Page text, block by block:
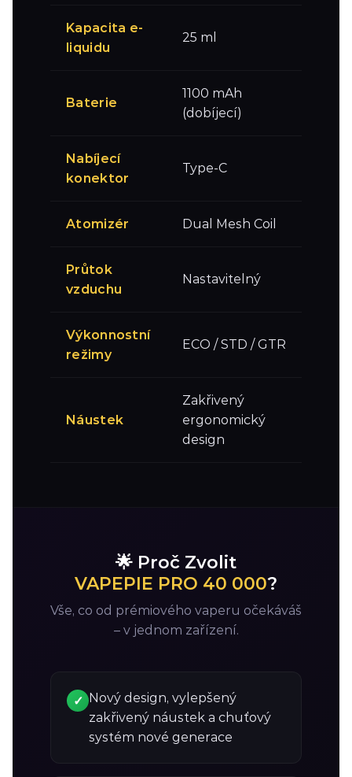
Kapacita e-
liquidu
25 ml
Baterie
1100 mAh
(dobíjecí)
Nabíjecí
konektor
Type-C
Atomizér Dual Mesh Coil
Průtok
vzduchu
Nastavitelný
Výkonnostní
režimy
ECO / STD / GTR
Náustek
Zakřivený
ergonomický
design
🌟 Proč Zvolit
VAPEPIE PRO 40 000?
Vše, co od prémiového vaperu očekáváš
– v jednom zařízení.
✓ Nový design, vylepšený
zakřivený náustek a chuťový
systém nové generace